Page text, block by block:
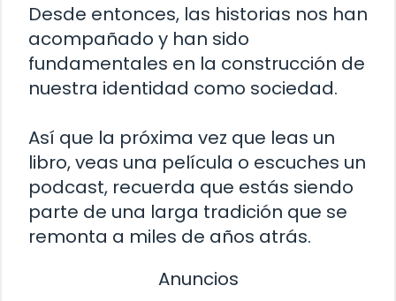
Desde entonces, las historias nos han
acompañado y han sido
fundamentales en la construcción de
nuestra identidad como sociedad.
Así que la próxima vez que leas un
libro, veas una película o escuches un
podcast, recuerda que estás siendo
parte de una larga tradición que se
remonta a miles de años atrás.
Anuncios